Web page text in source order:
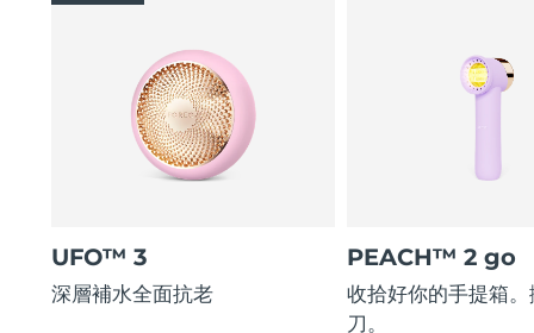
UFO™ 3
深層補水全面抗老
PEACH™ 2 go
收拾好你的手提箱
刀。